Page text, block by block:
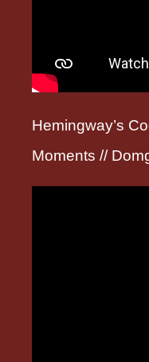
Hemingway’s
Moments //